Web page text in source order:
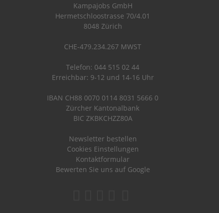
Kampajobs GmbH
Hermetschloostrasse 70/4.01
8048 Zürich
CHE-479.234.267 MWST
Telefon: 044 515 02 44
Erreichbar: 9-12 und 14-16 Uhr
IBAN CH88 0070 0114 8031 5666 0
Zürcher Kantonalbank
BIC ZKBKCHZZ80A
Newsletter bestellen
Cookies Einstellungen
Kontaktformular
Bewerten Sie uns auf Google